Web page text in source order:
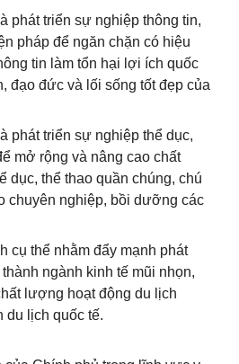
phát triển sự nghiệp thông tin,
pháp để ngăn chặn có hiệu
tin làm tổn hại lợi ích quốc
đạo đức và lối sống tốt đẹp của
phát triển sự nghiệp thể dục,
mở rộng và nâng cao chất
dục, thể thao quần chúng, chú
chuyên nghiệp, bồi dưỡng các
cụ thể nhằm đẩy mạnh phát
ngành kinh tế mũi nhọn,
lượng hoạt động du lịch
du lịch quốc tế.